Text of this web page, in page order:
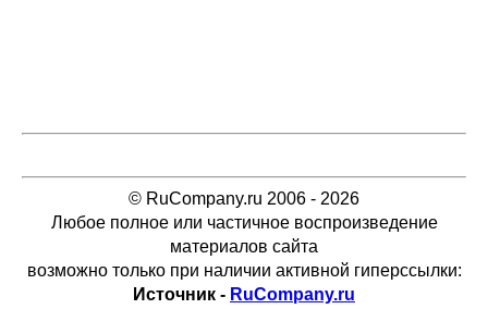
© RuCompany.ru 2006 - 2026
Любое полное или частичное воспроизведение
материалов сайта
возможно только при наличии активной гиперссылки:
Источник - RuCompany.ru